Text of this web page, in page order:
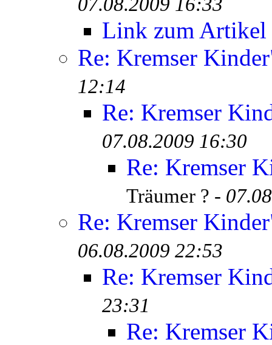
Link zum Artikel
Re: Kremser
12:14
Re: Kremser
07.08.2009 16:30
Re: Kremser
Träumer ? -
Re: Kremser
06.08.2009 22:53
Re: Kremser
23:31
Re: Kremser